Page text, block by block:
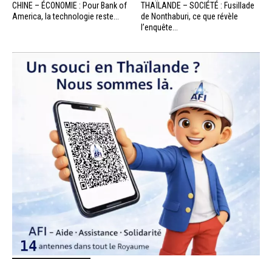
CHINE – ÉCONOMIE : Pour Bank of
America, la technologie reste...
THAÏLANDE – SOCIÉTÉ : Fusillade
de Nonthaburi, ce que révèle
l’enquête...